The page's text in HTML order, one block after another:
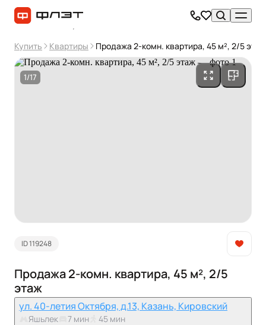
Купить Квартиры Продажа 2-комн. квартира, 45 м², 2/5 этаж
1/17
ID 119248
Продажа 2-комн. квартира, 45 м², 2/5
этаж
ул. 40-летия Октября, д.13, Казань, Кировский
Яшьлек 7 мин 45 мин